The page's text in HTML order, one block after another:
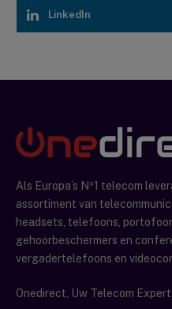
LinkedIn
Als Europa’s Nº1 telecom
assortiment van
headsets, telefoons,
gehoorbeschermers en
vergadertelefoons en
Onedirect, Uw Telecom Expert